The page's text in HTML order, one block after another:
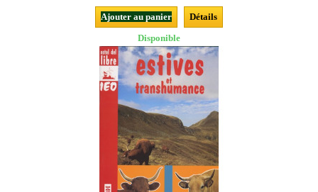
Ajouter au panier
Détails
Disponible